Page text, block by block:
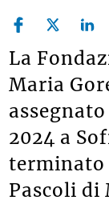
La
Maria
2024 a
terminato
Pascoli di